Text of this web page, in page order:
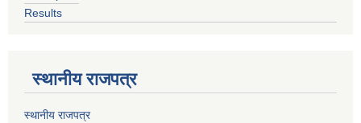
Results
स्थानीय राजपत्र
स्थानीय राजपत्र